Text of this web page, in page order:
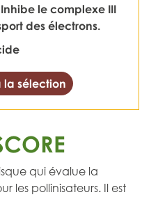
le complexe III
des électrons.
la sélection
qui évalue la
les pollinisateurs. Il est